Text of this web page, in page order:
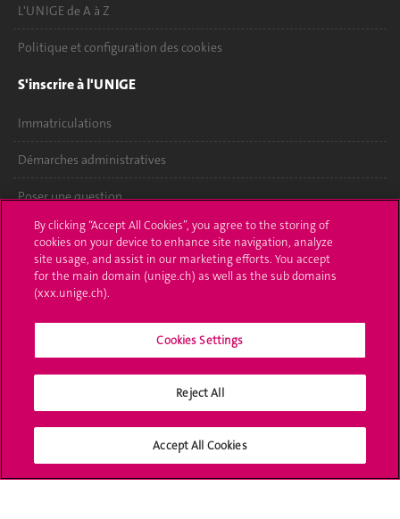
L'UNIGE de A à Z
Politique et configuration des cookies
S'inscrire à l'UNIGE
Immatriculations
Démarches administratives
Poser une question
L'UNIGE vous informe
UNIGE Mobile
Bibliothèque
Médias sociaux UNIGE
By clicking “Accept All Cookies”, you agree to the storing of
cookies on your device to enhance site navigation, analyze
site usage, and assist in our marketing efforts. You accept
for the main domain (unige.ch) as well as the sub domains
(xxx.unige.ch).
Cookies Settings
Reject All
Accept All Cookies